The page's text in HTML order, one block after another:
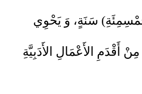
سَنَةٍ، وَ يَحْوِي
أَقْدَمِ الأَعْمَالِ الأَدَبِيَّةِ